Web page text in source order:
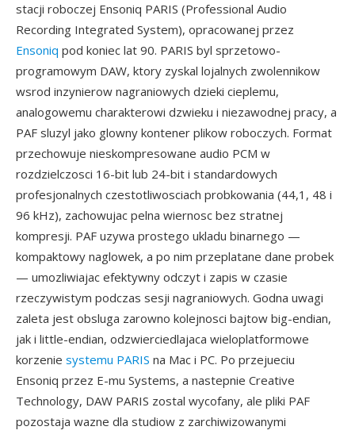
stacji roboczej Ensoniq PARIS (Professional Audio
Recording Integrated System), opracowanej przez
Ensoniq pod koniec lat 90. PARIS byl sprzetowo-
programowym DAW, ktory zyskal lojalnych zwolennikow
wsrod inzynierow nagraniowych dzieki cieplemu,
analogowemu charakterowi dzwieku i niezawodnej pracy, a
PAF sluzyl jako glowny kontener plikow roboczych. Format
przechowuje nieskompresowane audio PCM w
rozdzielczosci 16-bit lub 24-bit i standardowych
profesjonalnych czestotliwosciach probkowania (44,1, 48 i
96 kHz), zachowujac pelna wiernosc bez stratnej
kompresji. PAF uzywa prostego ukladu binarnego —
kompaktowy naglowek, a po nim przeplatane dane probek
— umozliwiajac efektywny odczyt i zapis w czasie
rzeczywistym podczas sesji nagraniowych. Godna uwagi
zaleta jest obsluga zarowno kolejnosci bajtow big-endian,
jak i little-endian, odzwierciedlajaca wieloplatformowe
korzenie systemu PARIS na Mac i PC. Po przejueciu
Ensoniq przez E-mu Systems, a nastepnie Creative
Technology, DAW PARIS zostal wycofany, ale pliki PAF
pozostaja wazne dla studiow z zarchiwizowanymi